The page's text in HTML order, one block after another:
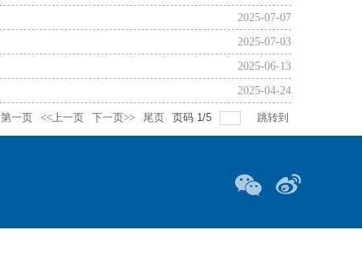
2025-07-07
2025-07-03
2025-06-13
2025-04-24
第一页 <<上一页 下一页>> 尾页 页码 1/5 跳转到